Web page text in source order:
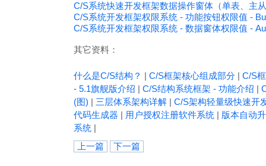
C/S系统快速开发框架数据操作窗体（单表、主
C/S系统开发框架权限系统 - 功能按钮权限值 -
C/S系统开发框架权限系统 - 数据窗体权限值 -
其它资料：
什么是C/S结构？ | C/S框架核心组成部分 | C/S
- 5.1旗舰版介绍 | C/S结构系统框架 - 功能介绍 |
(图) | 三层体系架构详解 | C/S架构轻量级快速开
代码生成器 | 用户授权注册软件系统 | 版本自动
系统 |
上一篇
下一篇